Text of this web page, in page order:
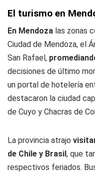
El turismo en
En Mendoza las zonas
Ciudad de Mendoza, el
San Rafael,
decisiones de último
un portal de hotelería
destacaron la ciudad
de Cuyo y Chacras de
La provincia atrajo
de Chile y Brasil, que
respectivos feriados.